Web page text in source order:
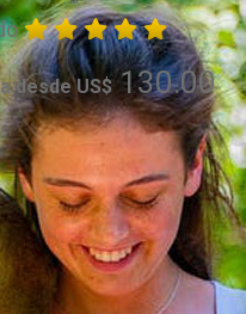
desde US$130.00